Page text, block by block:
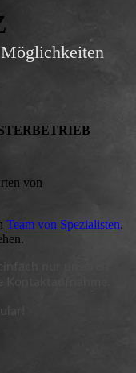
von
Team von Spezialisten,
nur unseren
Kontaktaufnahme.